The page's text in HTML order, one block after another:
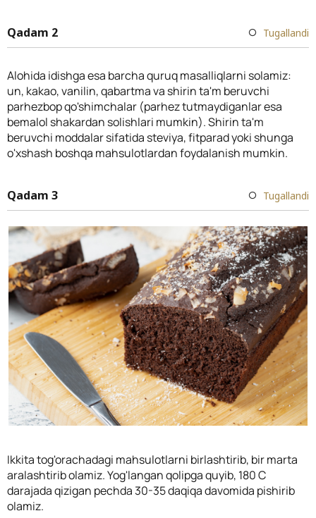
Qadam 2 Tugallandi
Alohida idishga esa barcha quruq masalliqlarni solamiz:
un, kakao, vanilin, qabartma va shirin ta'm beruvchi
parhezbop qo'shimchalar (parhez tutmaydiganlar esa
bemalol shakardan solishlari mumkin). Shirin ta'm
beruvchi moddalar sifatida steviya, fitparad yoki shunga
o'xshash boshqa mahsulotlardan foydalanish mumkin.
Qadam 3 Tugallandi
Ikkita tog'orachadagi mahsulotlarni birlashtirib, bir marta
aralashtirib olamiz. Yog'langan qolipga quyib, 180 C
darajada qizigan pechda 30-35 daqiqa davomida pishirib
olamiz.